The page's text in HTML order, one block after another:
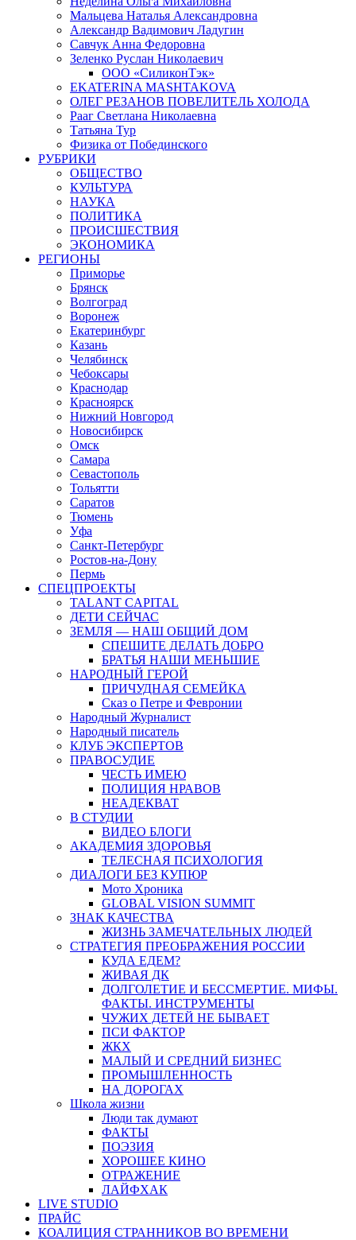
Мальцева Наталья Александровна
Александр Вадимович Ладугин
Савчук Анна Федоровна
Зеленко Руслан Николаевич
ООО «СиликонТэк»
EKATERINA MASHTAKOVA
ОЛЕГ РЕЗАНОВ ПОВЕЛИТЕЛЬ ХОЛОДА
Рааг Светлана Николаевна
Татьяна Тур
Физика от Побединского
РУБРИКИ
ОБЩЕСТВО
КУЛЬТУРА
НАУКА
ПОЛИТИКА
ПРОИСШЕСТВИЯ
ЭКОНОМИКА
РЕГИОНЫ
Приморье
Брянск
Волгоград
Воронеж
Екатеринбург
Казань
Челябинск
Чебоксары
Краснодар
Красноярск
Нижний Новгород
Новосибирск
Омск
Самара
Севастополь
Тольятти
Саратов
Тюмень
Уфа
Санкт-Петербург
Ростов-на-Дону
Пермь
СПЕЦПРОЕКТЫ
TALANT CAPITAL
ДЕТИ СЕЙЧАС
ЗЕМЛЯ — НАШ ОБЩИЙ ДОМ
СПЕШИТЕ ДЕЛАТЬ ДОБРО
БРАТЬЯ НАШИ МЕНЬШИЕ
НАРОДНЫЙ ГЕРОЙ
ПРИЧУДНАЯ СЕМЕЙКА
Сказ о Петре и Февронии
Народный Журналист
Народный писатель
КЛУБ ЭКСПЕРТОВ
ПРАВОСУДИЕ
ЧЕСТЬ ИМЕЮ
ПОЛИЦИЯ НРАВОВ
НЕАДЕКВАТ
В СТУДИИ
ВИДЕО БЛОГИ
АКАДЕМИЯ ЗДОРОВЬЯ
ТЕЛЕСНАЯ ПСИХОЛОГИЯ
ДИАЛОГИ БЕЗ КУПЮР
Мото Хроника
GLOBAL VISION SUMMIT
ЗНАК КАЧЕСТВА
ЖИЗНЬ ЗАМЕЧАТЕЛЬНЫХ ЛЮДЕЙ
СТРАТЕГИЯ ПРЕОБРАЖЕНИЯ РОССИИ
КУДА ЕДЕМ?
ЖИВАЯ ДК
ДОЛГОЛЕТИЕ И БЕССМЕРТИЕ. МИФЫ.
ФАКТЫ. ИНСТРУМЕНТЫ
ЧУЖИХ ДЕТЕЙ НЕ БЫВАЕТ
ПСИ ФАКТОР
ЖКХ
МАЛЫЙ И СРЕДНИЙ БИЗНЕС
ПРОМЫШЛЕННОСТЬ
НА ДОРОГАХ
Школа жизни
Люди так думают
ФАКТЫ
ПОЭЗИЯ
ХОРОШЕЕ КИНО
ОТРАЖЕНИЕ
ЛАЙФХАК
LIVE STUDIO
ПРАЙС
КОАЛИЦИЯ СТРАННИКОВ ВО ВРЕМЕНИ